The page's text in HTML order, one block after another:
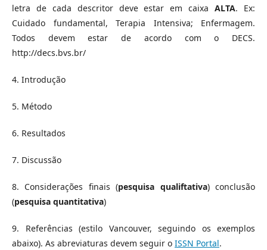
letra de cada descritor deve estar em caixaALTA. Ex:
Cuidado fundamental, Terapia Intensiva; Enfermagem.
Todos devem estar de acordo com o DECS.
http://decs.bvs.br/
4. Introdução
5. Método
6. Resultados
7. Discussão
8. Considerações finais (pesquisa qualiftativa) conclusão
(pesquisa quantitativa)
9. Referências (estilo Vancouver, seguindo os exemplos
abaixo). As abreviaturas devem seguir o ISSN Portal.